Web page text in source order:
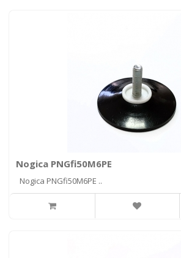
Nogica PNGfi50M6PE
Nogica PNGfi50M6PE ..